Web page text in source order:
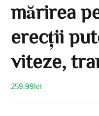
mărirea
erecții
viteze,
259.99lei